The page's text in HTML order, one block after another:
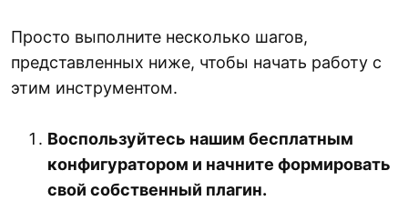
Просто выполните несколько шагов,
представленных ниже, чтобы начать работу с
этим инструментом.
Воспользуйтесь нашим бесплатным
конфигуратором и начните формировать
свой собственный плагин.